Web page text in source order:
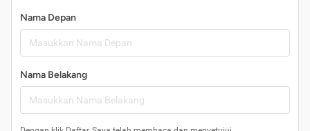
Nama Depan
Nama Belakang